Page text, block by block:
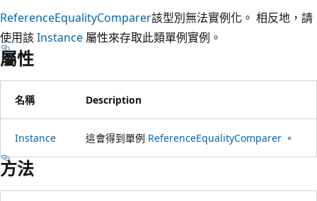
ReferenceEqualityComparer該型別無法實例化。 相反地，請
使用該Instance 屬性來存取此類單例實例。
屬性
名稱 Description
Instance 這會得到單例 ReferenceEqualityComparer 。
方法